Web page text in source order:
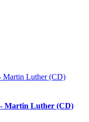
- Martin Luther (CD)